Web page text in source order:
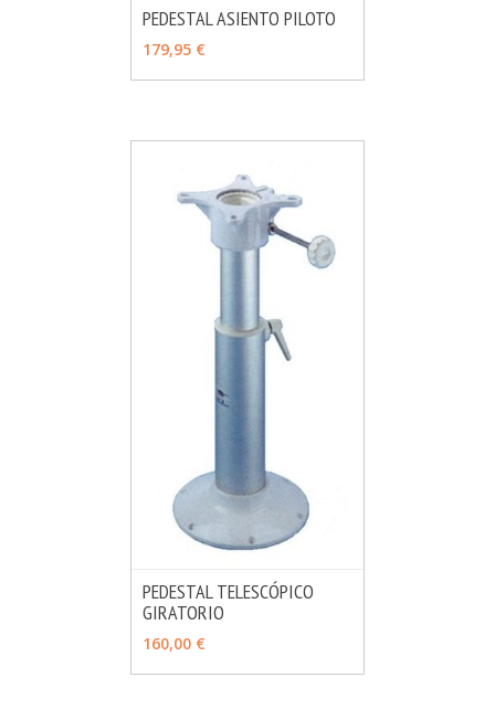
PEDESTAL ASIENTO PILOTO
179,95 €
AÑADIR
PEDESTAL TELESCÓPICO
GIRATORIO
160,00 €